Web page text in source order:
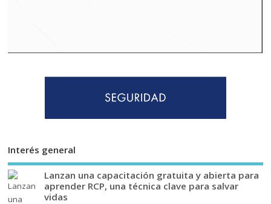
Interés general
Lanzan una capacitación gratuita y abierta para
aprender RCP, una técnica clave para salvar
vidas